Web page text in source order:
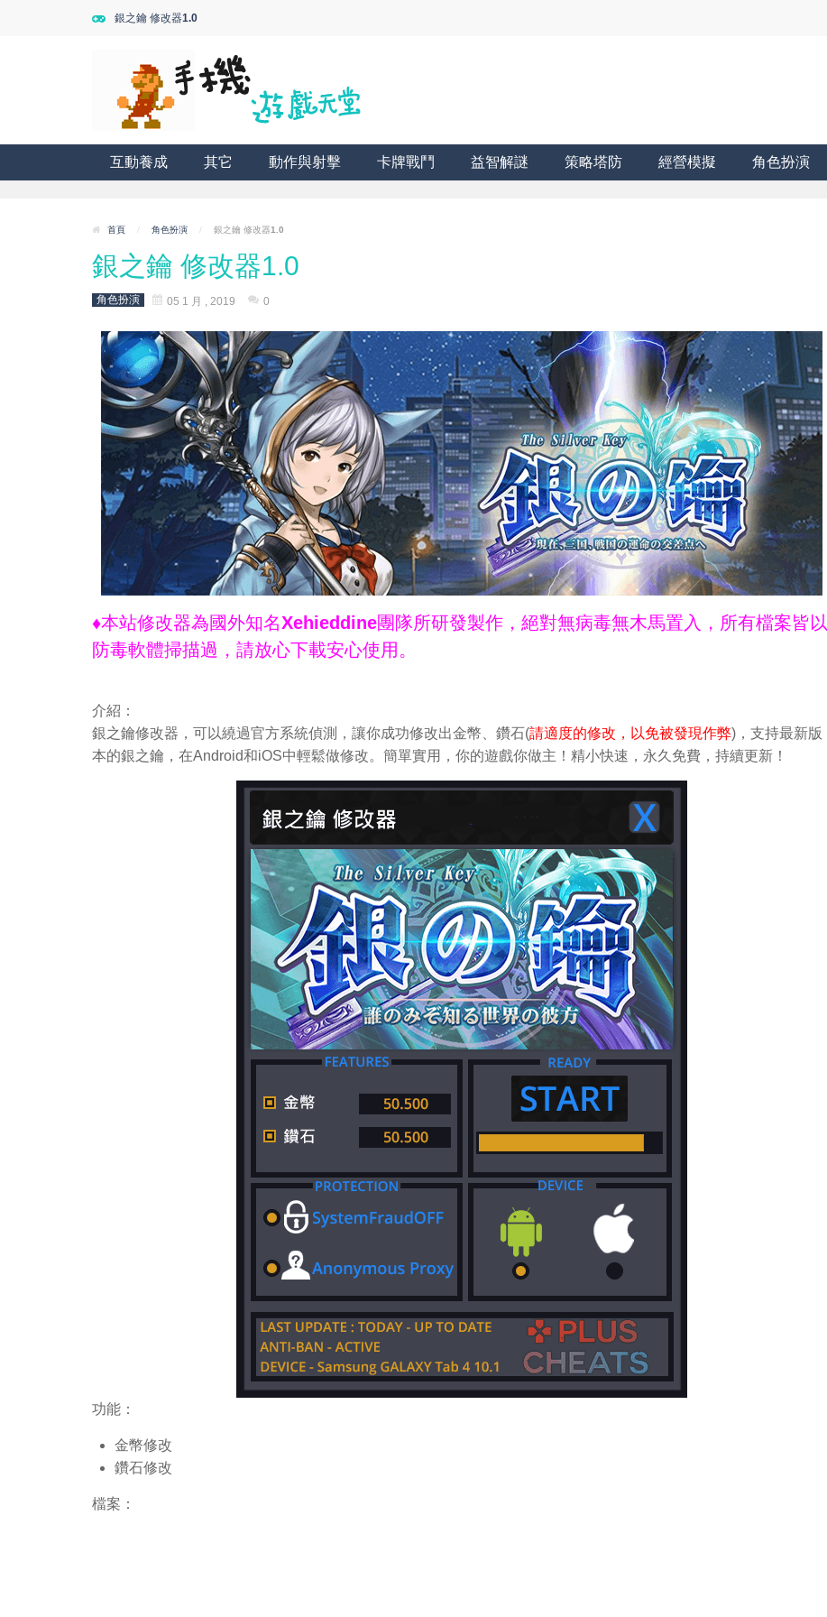
銀之鑰 修改器1.0
互動養成 其它 動作與射擊 卡牌戰鬥 益智解謎 策略塔防 經營模擬 角色扮演
首頁 / 角色扮演 / 銀之鑰 修改器1.0
銀之鑰 修改器1.0
角色扮演 05 1 月 , 2019 0
♦本站修改器為國外知名Xehieddine團隊所研發製作，絕對無病毒無木馬置入，所有檔案皆以
防毒軟體掃描過，請放心下載安心使用。
介紹：
銀之鑰修改器，可以繞過官方系統偵測，讓你成功修改出金幣、鑽石(請適度的修改，以免被發現作弊)，支持最新版
本的銀之鑰，在Android和iOS中輕鬆做修改。簡單實用，你的遊戲你做主！精小快速，永久免費，持續更新！
功能：
金幣修改
鑽石修改
檔案：